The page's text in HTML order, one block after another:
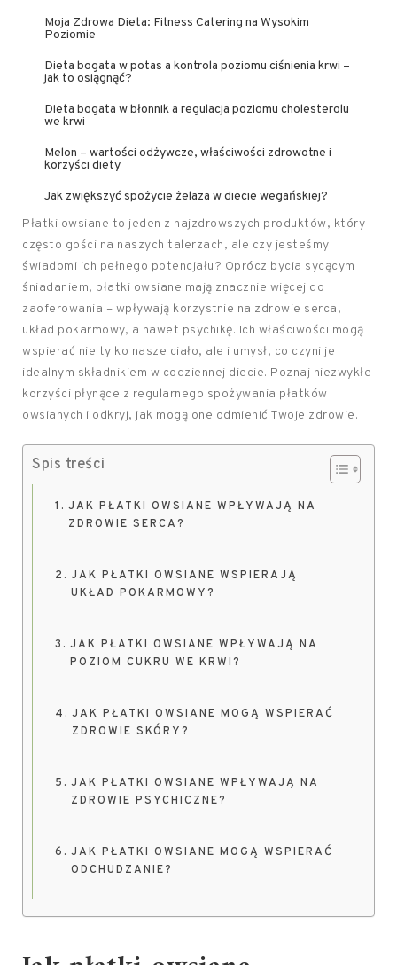
Moja Zdrowa Dieta: Fitness Catering na Wysokim
Poziomie
Dieta bogata w potas a kontrola poziomu ciśnienia krwi –
jak to osiągnąć?
Dieta bogata w błonnik a regulacja poziomu cholesterolu
we krwi
Melon – wartości odżywcze, właściwości zdrowotne i
korzyści diety
Jak zwiększyć spożycie żelaza w diecie wegańskiej?
Płatki owsiane to jeden z najzdrowszych produktów, który
często gości na naszych talerzach, ale czy jesteśmy
świadomi ich pełnego potencjału? Oprócz bycia sycącym
śniadaniem, płatki owsiane mają znacznie więcej do
zaoferowania – wpływają korzystnie na zdrowie serca,
układ pokarmowy, a nawet psychikę. Ich właściwości mogą
wspierać nie tylko nasze ciało, ale i umysł, co czyni je
idealnym składnikiem w codziennej diecie. Poznaj niezwykłe
korzyści płynące z regularnego spożywania płatków
owsianych i odkryj, jak mogą one odmienić Twoje zdrowie.
Spis treści
JAK PŁATKI OWSIANE WPŁYWAJĄ NA
ZDROWIE SERCA?
JAK PŁATKI OWSIANE WSPIERAJĄ
UKŁAD POKARMOWY?
JAK PŁATKI OWSIANE WPŁYWAJĄ NA
POZIOM CUKRU WE KRWI?
JAK PŁATKI OWSIANE MOGĄ WSPIERAĆ
ZDROWIE SKÓRY?
JAK PŁATKI OWSIANE WPŁYWAJĄ NA
ZDROWIE PSYCHICZNE?
JAK PŁATKI OWSIANE MOGĄ WSPIERAĆ
ODCHUDZANIE?